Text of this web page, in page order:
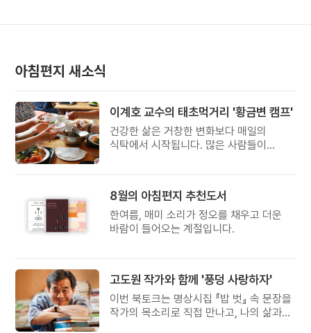
아침편지 새소식
이계호 교수의 태초먹거리 '황금변 캠프'
건강한 삶은 거창한 변화보다 매일의
식탁에서 시작됩니다. 많은 사람들이
유퀴즈에서 많은 관심을 받은 이계호
교수와 함께하는 태초먹거리 황금변 캠프
8월의 아침편지 추천도서
한여름, 매미 소리가 정오를 채우고 더운
바람이 들어오는 계절입니다.
고도원 작가와 함께 '풍덩 사랑하자'
이번 북토크는 명상시집 『밥 벗』 속 문장을
작가의 목소리로 직접 만나고, 나의 삶과